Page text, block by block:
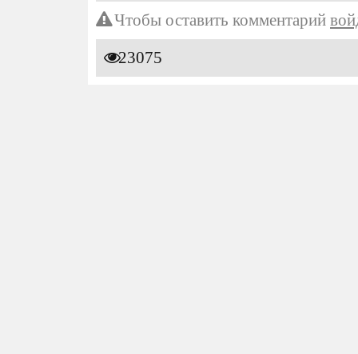
Чтобы оставить комментарий
23075